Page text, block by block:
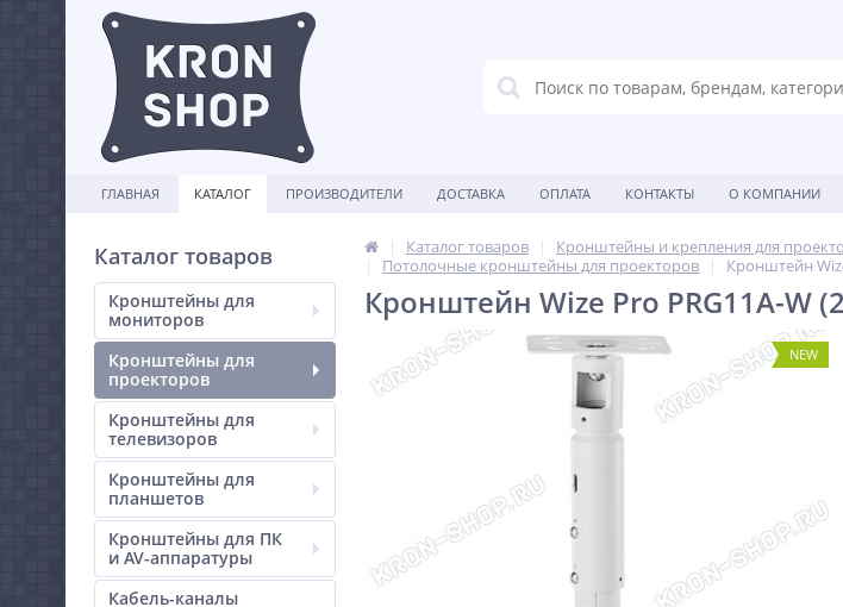
ГЛАВНАЯ КАТАЛОГ ПРОИЗВОДИТЕЛИ ДОСТАВКА ОПЛАТА КОНТАКТЫ О КОМПАНИИ
Каталог товаров
Кронштейны для
мониторов
Кронштейны для
проекторов
Кронштейны для
телевизоров
Кронштейны для
планшетов
Кронштейны для ПК
и AV-аппаратуры
Кабель-каналы
Каталог товаров
Кронштейны и крепления для
Потолочные кронштейны для проекторов
Кронштейн
Кронштейн Wize Pro PRG11A-W
NEW